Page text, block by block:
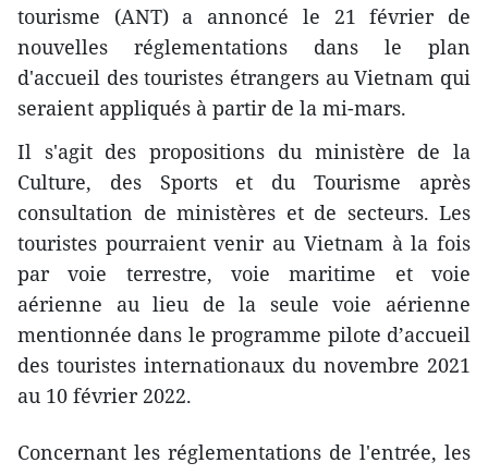
tourisme (ANT) a annoncé le 21 février de
nouvelles réglementations dans le plan
d'accueil des touristes étrangers au Vietnam qui
seraient appliqués à partir de la mi-mars.
Il s'agit des propositions du ministère de la
Culture, des Sports et du Tourisme après
consultation de ministères et de secteurs. Les
touristes pourraient venir au Vietnam à la fois
par voie terrestre, voie maritime et voie
aérienne au lieu de la seule voie aérienne
mentionnée dans le programme pilote d’accueil
des touristes internationaux du novembre 2021
au 10 février 2022.
Concernant les réglementations de l'entrée, les